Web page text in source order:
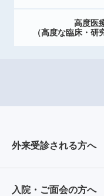
高度医
（高度な臨床・研
外来受診される方へ
入院・ご面会の方へ